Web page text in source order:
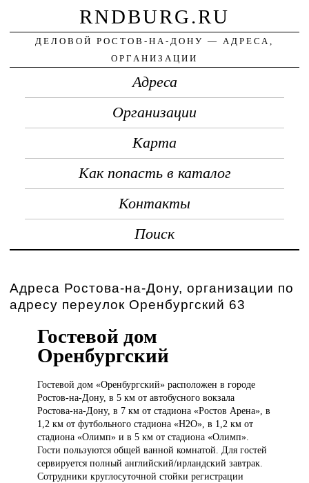
RNDBURG.RU
ДЕЛОВОЙ РОСТОВ-НА-ДОНУ — АДРЕСА,
ОРГАНИЗАЦИИ
Адреса
Организации
Карта
Как попасть в каталог
Контакты
Поиск
Адреса Ростова-на-Дону, организации по
адресу переулок Оренбургский 63
Гостевой дом
Оренбургский
Гостевой дом«Оренбургский» расположен в городе
Ростов-на-Дону, в 5 км от автобусного вокзала
Ростова-на-Дону, в 7 км от стадиона «Ростов Арена», в
1,2 км от футбольного стадиона «H2O», в 1,2 км от
стадиона «Олимп» и в 5 км от стадиона «Олимп».
Гости пользуются общей ванной комнатой. Для гостей
сервируется полный английский/ирландский завтрак.
Сотрудники круглосуточной стойки регистрации